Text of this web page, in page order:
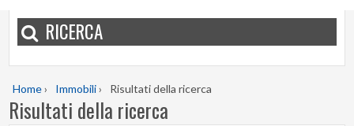
RICERCA
Home› Immobili› Risultati della ricerca
Risultati della ricerca